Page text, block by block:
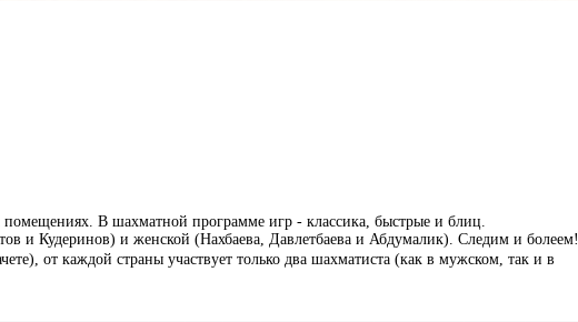
В шахматной программе игр - классика, быстрые и блиц.
и Кудеринов) и женской (Нахбаева, Давлетбаева и Абдумалик). Следим и болеем!
от каждой страны участвует только два шахматиста (как в мужском, так и в